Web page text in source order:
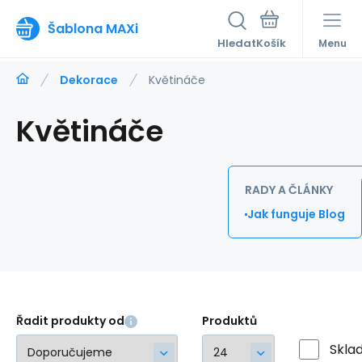
Šablona MAXi
Hledat Menu
Dekorace Květináče
Květináče
RADY A ČLÁNKY
Jak funguje Blog
Řadit produkty od Produktů